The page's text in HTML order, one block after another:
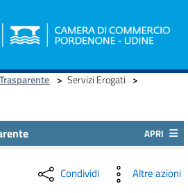
> Servizi Erogati >
APRI
Condividi Altre azioni